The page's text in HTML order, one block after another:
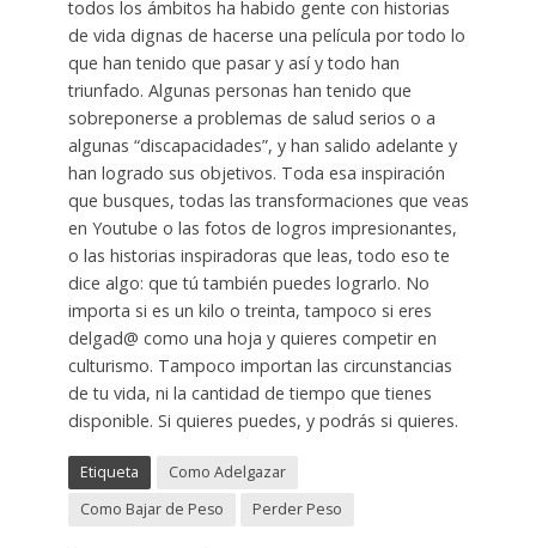
todos los ámbitos ha habido gente con historias
de vida dignas de hacerse una película por todo lo
que han tenido que pasar y así y todo han
triunfado. Algunas personas han tenido que
sobreponerse a problemas de salud serios o a
algunas “discapacidades”, y han salido adelante y
han logrado sus objetivos. Toda esa inspiración
que busques, todas las transformaciones que veas
en Youtube o las fotos de logros impresionantes,
o las historias inspiradoras que leas, todo eso te
dice algo: que tú también puedes lograrlo. No
importa si es un kilo o treinta, tampoco si eres
delgad@ como una hoja y quieres competir en
culturismo. Tampoco importan las circunstancias
de tu vida, ni la cantidad de tiempo que tienes
disponible. Si quieres puedes, y podrás si quieres.
Etiqueta
Como Adelgazar
Como Bajar de Peso
Perder Peso